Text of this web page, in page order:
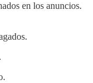
en los anuncios.